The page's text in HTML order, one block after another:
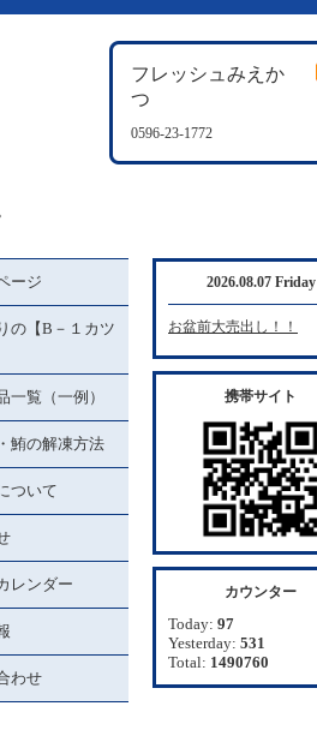
フレッシュみえか
つ
0596-23-1772
ージ
の【B－１カツ
一覧（一例）
鮪の解凍方法
ついて
レンダー
わせ
2026.08.07 Friday
お盆前大売出し！！
携帯サイト
カウンター
Today: 97
Yesterday: 531
Total: 1490760